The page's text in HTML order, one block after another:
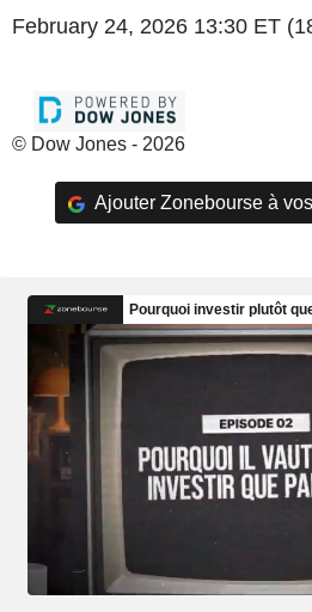
February 24, 2026 13:30 ET
© Dow Jones - 2026
Ajouter Zonebourse à